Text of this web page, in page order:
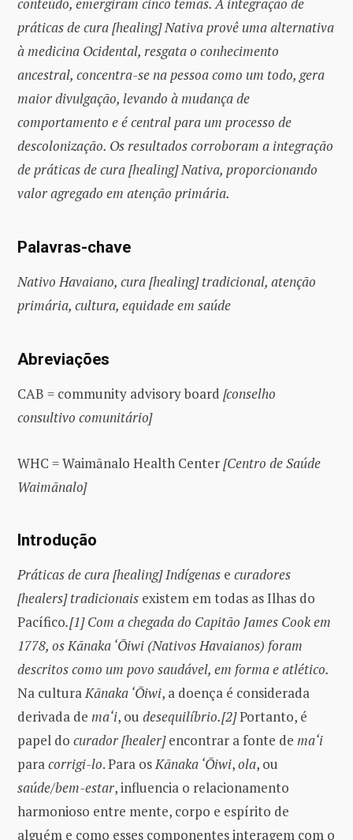
práticas de cura [healing] Nativa provê uma alternativa
à medicina Ocidental, resgata o conhecimento
ancestral, concentra-se na pessoa como um todo, gera
maior divulgação, levando à mudança de
comportamento e é central para um processo de
descolonização. Os resultados corroboram a integração
de práticas de cura [healing] Nativa, proporcionando
valor agregado em atenção primária.
Palavras-chave
Nativo Havaiano, cura [healing] tradicional, atenção
primária, cultura, equidade em saúde
Abreviações
CAB = community advisory board [conselho
consultivo comunitário]
WHC = Waimānalo Health Center[Centro de Saúde
Waimānalo]
Introdução
Práticas de cura [healing] Indígenas e curadores
[healers] tradicionais existem em todas as Ilhas do
Pacífico.[1] Com a chegada do Capitão James Cook em
1778, os Kānaka ‘Ōiwi (Nativos Havaianos) foram
descritos como um povo saudável, em forma e atlético.
Na culturaKānaka ‘Ōiwi, a doença é considerada
derivada de ma‘i, ou desequilíbrio.[2]Portanto, é
papel do curador [healer]encontrar a fonte de ma‘i
paracorrigi-lo. Para osKānaka ‘Ōiwi,ola, ou
saúde/bem-estar, influencia o relacionamento
harmonioso entre mente, corpo e espírito de
alguém e como esses componentes interagem com o